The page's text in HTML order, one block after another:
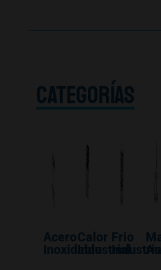
CATEGORÍAS
Acero
Inoxidable
Calor
Industrial
Frio